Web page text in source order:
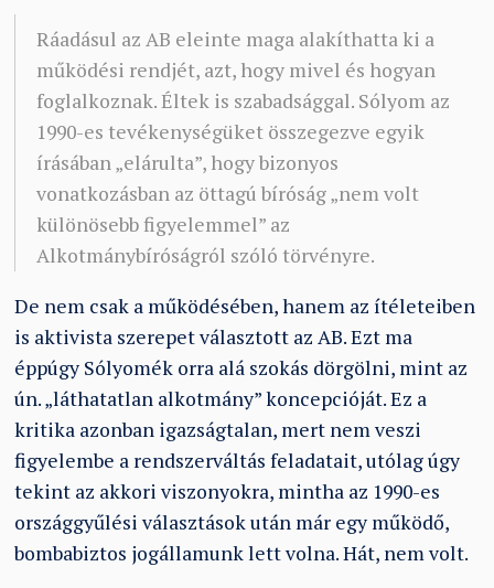
Ráadásul az AB eleinte maga alakíthatta ki a
működési rendjét, azt, hogy mivel és hogyan
foglalkoznak. Éltek is szabadsággal. Sólyom az
1990-es tevékenységüket összegezve egyik
írásában „elárulta”, hogy bizonyos
vonatkozásban az öttagú bíróság „nem volt
különösebb figyelemmel” az
Alkotmánybíróságról szóló törvényre.
De nem csak a működésében, hanem az ítéleteiben
is aktivista szerepet választott az AB. Ezt ma
éppúgy Sólyomék orra alá szokás dörgölni, mint az
ún. „láthatatlan alkotmány” koncepcióját. Ez a
kritika azonban igazságtalan, mert nem veszi
figyelembe a rendszerváltás feladatait, utólag úgy
tekint az akkori viszonyokra, mintha az 1990-es
országgyűlési választások után már egy működő,
bombabiztos jogállamunk lett volna. Hát, nem volt.